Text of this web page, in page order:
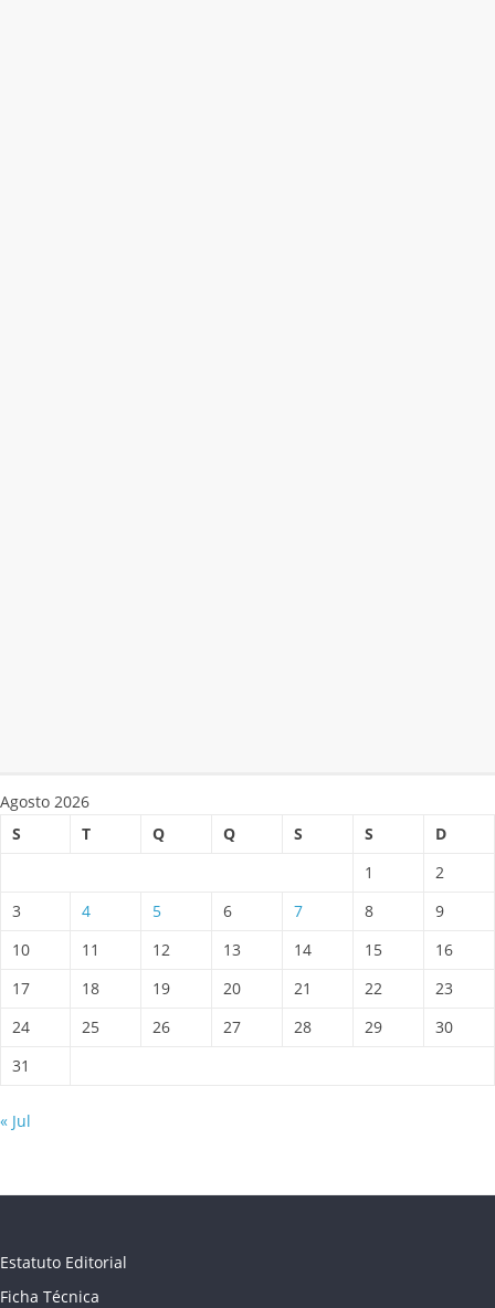
Agosto 2026
S
T Q Q S S
D
1
2
3
4 5 6 7 8
9
10
11 12 13 14 15
16
17
18 19 20 21 22
23
24
25 26 27 28 29
30
31
« Jul
Estatuto Editorial
Ficha Técnica